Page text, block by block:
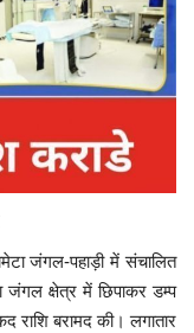
जंगल-पहाड़ी में संचालित
जंगल क्षेत्र में छिपाकर डम्प
बरामद की। लगातार